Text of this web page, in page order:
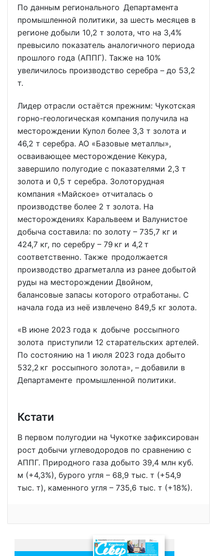
По данным регионального Департамента
промышленной политики, за шесть месяцев в
регионе добыли 10,2 т золота, что на 3,4%
превысило показатель аналогичного периода
прошлого года (АППГ). Также на 10%
увеличилось производство серебра – до 53,2
т.
Лидер отрасли остаётся прежним: Чукотская
горно-геологическая компания получила на
месторождении Купол более 3,3 т золота и
46,2 т серебра. АО «Базовые металлы»,
осваивающее месторождение Кекура,
завершило полугодие с показателями 2,3 т
золота и 0,5 т серебра. Золоторудная
компания «Майское» отчиталась о
производстве более 2 т золота. На
месторождениях Каральвеем и Валунистое
добыча составила: по золоту – 735,7 кг и
424,7 кг, по серебру – 79 кг и 4,2 т
соответственно. Также продолжается
производство драгметалла из ранее добытой
руды на месторождении Двойном,
балансовые запасы которого отработаны. С
начала года из неё извлечено 849,5 кг золота.
«В июне 2023 года к добыче россыпного
золота приступили 12 старательских артелей.
По состоянию на 1 июля 2023 года добыто
532,2 кг россыпного золота», – добавили в
Департаменте промышленной политики.
Кстати
В первом полугодии на Чукотке зафиксирован
рост добычи углеводородов по сравнению с
АППГ. Природного газа добыто 39,4 млн куб.
м (+4,3%), бурого угля – 68,9 тыс. т (+54,9
тыс. т), каменного угля – 735,6 тыс. т (+18%).